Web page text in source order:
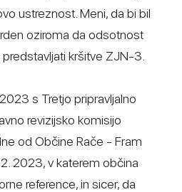
ustreznost. Meni, da bi bil
oziroma da odsotnost
kršitve ZJN-3.
s Tretjo pripravljalno
revizijsko komisijo
od Občine Rače - Fram
2023, v katerem občina
reference, in sicer, da